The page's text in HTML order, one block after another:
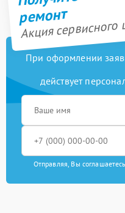
ремонт
Акция сервисного
При оформлении
действует
Отправляя, Вы